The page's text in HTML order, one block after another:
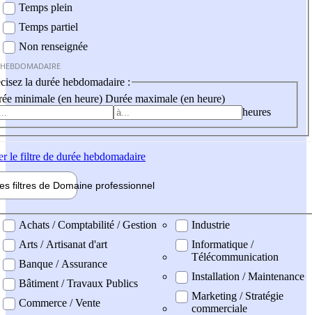
Temps plein
Temps partiel
Non renseignée
la durée hebdomadaire :
minimale (en heure) Durée maximale (en heure)
heures
le filtre de durée hebdomadaire
filtres de Domaine professionnel
professionel
Achats / Comptabilité / Gestion
Arts / Artisanat d'art
Banque / Assurance
Bâtiment / Travaux Publics
Commerce / Vente
Industrie
Informatique /
Télécommunication
Installation / Maintenance
Marketing / Stratégie
commerciale